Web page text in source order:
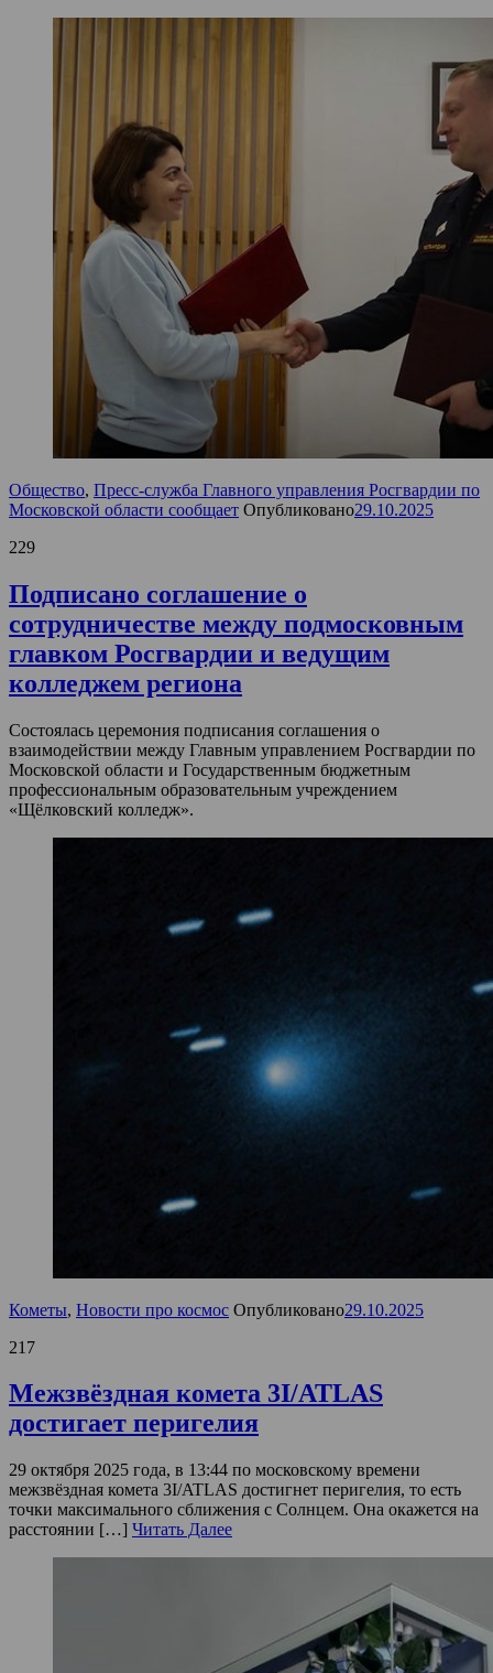
Общество, Пресс-служба Главного управления Росгвардии по
Московской области сообщает Опубликовано29.10.2025
229
Подписано соглашение о
сотрудничестве между подмосковным
главком Росгвардии и ведущим
колледжем региона
Состоялась церемония подписания соглашения о
взаимодействии между Главным управлением Росгвардии по
Московской области и Государственным бюджетным
профессиональным образовательным учреждением
«Щёлковский колледж».
Кометы, Новости про космос Опубликовано29.10.2025
217
Межзвёздная комета 3I/ATLAS
достигает перигелия
29 октября 2025 года, в 13:44 по московскому времени
межзвёздная комета 3I/ATLAS достигнет перигелия, то есть
точки максимального сближения с Солнцем. Она окажется на
расстоянии […] Читать Далее